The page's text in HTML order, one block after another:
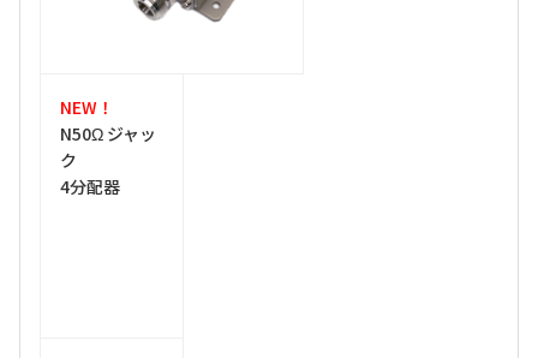
NEW！
N50Ω ジャッ
ク
4分配器